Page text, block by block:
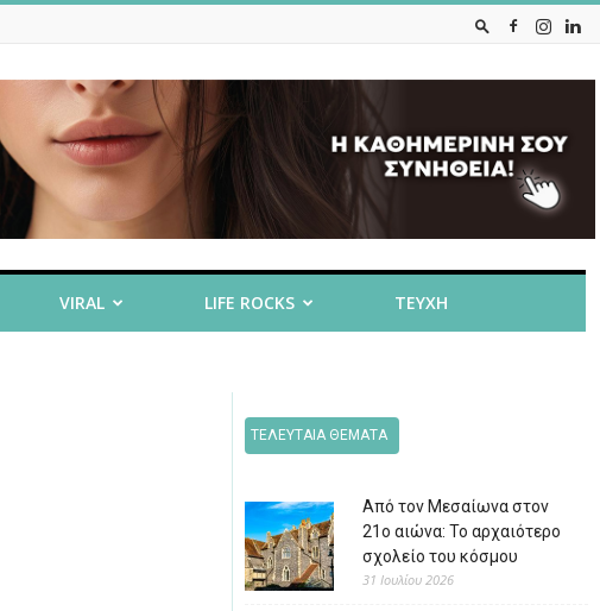
VIRAL LIFE ROCKS ΤΕΥΧΗ
ΤΕΛΕΥΤΑΙΑ ΘΕΜΑΤΑ
Από τον Μεσαίωνα στον
21ο αιώνα: Το αρχαιότερο
σχολείο του κόσμου
31 Ιουλίου 2026